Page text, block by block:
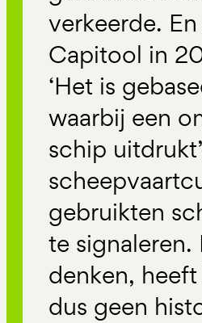
verkeerde.
Capitool in
‘Het is
waarbij een
schip
gebruikten
te
denken,
dus geen